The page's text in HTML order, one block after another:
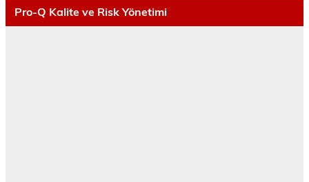
Pro-Q Kalite ve Risk Yönetimi